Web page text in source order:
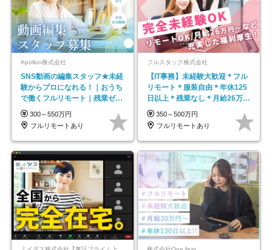
Apollon株式会社
SNS動画の編集スタッフ★未経
験からプロになれる！｜おうち
で働くフルリモート｜残業ゼロ
で18時退勤◎
300～550万円
フルリモートあり
フルスタック株式会社
【IT事務】未経験大歓迎＊フル
リモート＊服装自由＊年休125
日以上＊残業なし＊月給26万円
以上
350～500万円
フルリモートあり